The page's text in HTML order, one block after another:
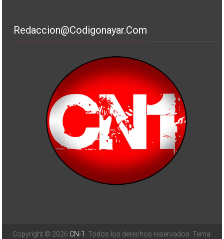
Redaccion@codigonayar.com
Copyright © 2026 CN-1 . Todos los derechos reservados. Tema: